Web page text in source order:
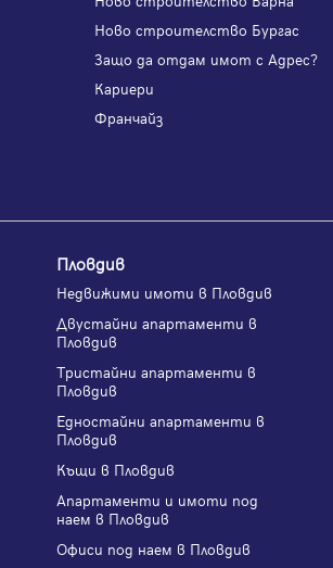
Ново строителство Бургас
Защо да отдам имот с Адрес?
Кариери
Франчайз
Пловдив
Недвижими имоти в Пловдив
Двустайни апартаменти в
Пловдив
Тристайни апартаменти в
Пловдив
Едностайни апартаменти в
Пловдив
Къщи в Пловдив
Апартаменти и имоти под
наем в Пловдив
Офиси под наем в Пловдив
Вход с имейл